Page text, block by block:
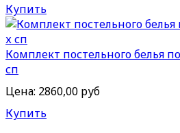
Купить
Комплект постельного белья
сп
Цена: 2860,00 руб
Купить